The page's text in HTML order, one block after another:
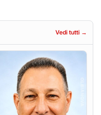
Massimo Ricciu
6 agosto 2026